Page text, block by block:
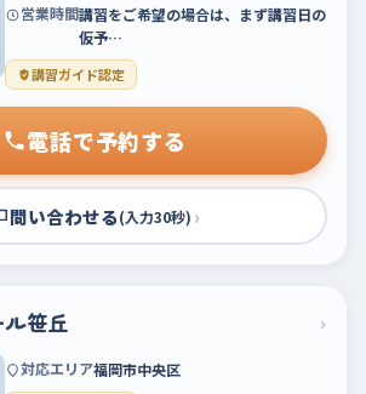
営業時間講習をご希望の場合は、まず講習日の
仮予…
講習ガイド認定
電話で予約する
問い合わせる(入力30秒) ›
ル笹丘 ›
対応エリア福岡市中央区